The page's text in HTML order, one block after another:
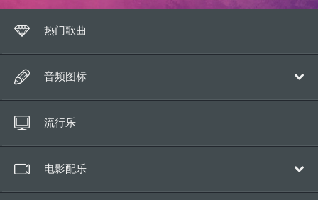
热门歌曲
音频图标
所有歌曲
长达10秒
流行乐
电影配乐